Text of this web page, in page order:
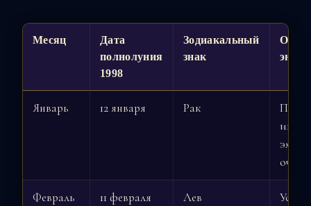
Месяц
Дата
полнолуния
1998
Зодиакальный
знак
Январь 12 января Рак
Февраль 11 февраля Лев